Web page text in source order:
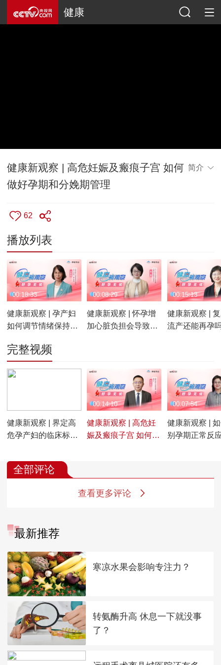
健康
健康新观察 | 高危妊娠及瘢痕子宫 如何
做好孕期和分娩期管理
简介
62
播放列表
健康新观察 | 孕产妇
如何调节情绪保持心
查时机和宜忌
00:18:33
健康新观察 | 怀孕增
加心脏负担会导致妊
00:08:29
健康新观察 |
流产还能再孕
00:15:13
完整视频
健康新观察 | 界定高
危孕产妇的临床标准
缺陷和产后风险
健康新观察 | 高危妊
娠及瘢痕子宫 如何做
00:14:10
健康新观察 |
别孕期正常反
00:07:54
全部评论
查看更多评论
最新推荐
寒凉水果会影响专注力？
转氨酶升高 休息一下就没事
了？